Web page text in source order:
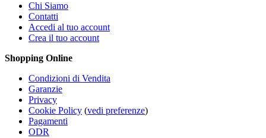
Chi Siamo
Contatti
Accedi al tuo account
Crea il tuo account
Shopping Online
Condizioni di Vendita
Garanzie
Privacy
Cookie Policy (vedi preferenze)
Pagamenti
ODR